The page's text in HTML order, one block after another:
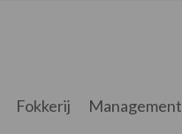
Fokkerij Management